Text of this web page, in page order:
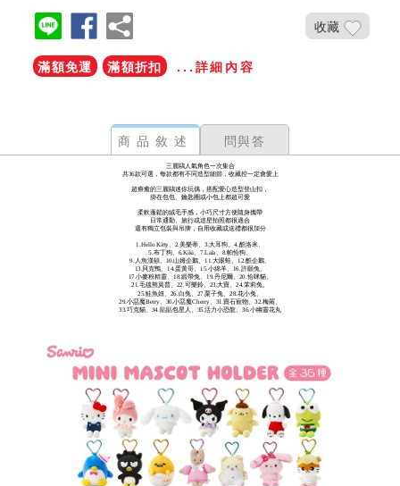
收藏
滿額免運 滿額折扣 ...詳細內容
商品敘述 問與答